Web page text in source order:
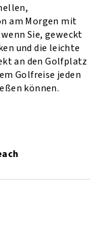
am Morgen mit
Sie, geweckt
und die leichte
an den Golfplatz
Golfreise jeden
können.